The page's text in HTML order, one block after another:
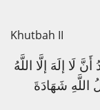
Khutbah II
لَا إلَهَ إلَّا اللَّهُ
اللَّهِ شَهَادَةَ